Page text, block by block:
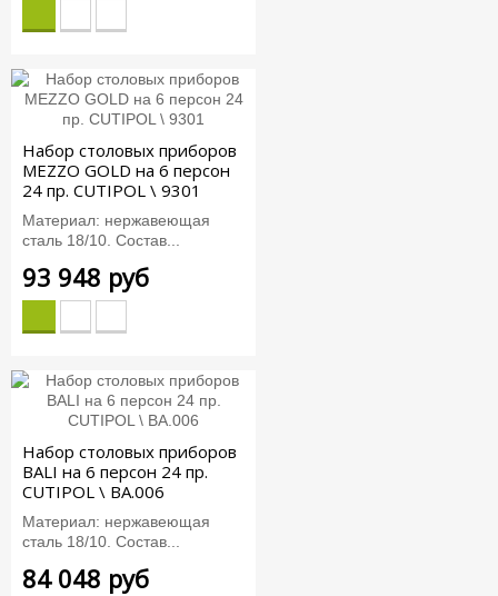
Набор столовых приборов
MEZZO GOLD на 6 персон
24 пр. CUTIPOL \ 9301
Материал: нержавеющая
сталь 18/10. Состав...
93 948 руб
Набор столовых приборов
BALI на 6 персон 24 пр.
CUTIPOL \ BA.006
Материал: нержавеющая
сталь 18/10. Состав...
84 048 руб